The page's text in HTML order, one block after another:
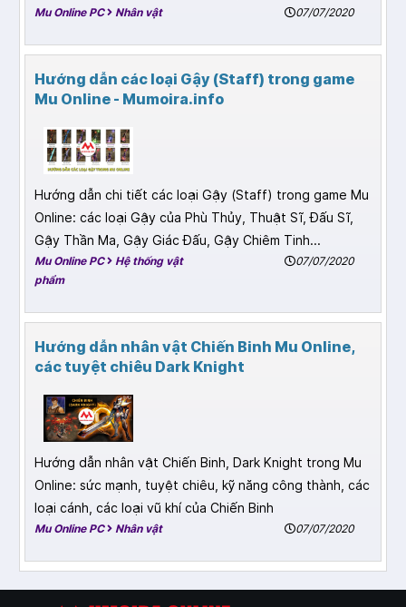
Mu Online PC Nhân vật 07/07/2020
Hướng dẫn các loại Gậy (Staff) trong game
Mu Online - Mumoira.info
Hướng dẫn chi tiết các loại Gậy (Staff) trong game Mu
Online: các loại Gậy của Phù Thủy, Thuật Sĩ, Đấu Sĩ,
Gậy Thần Ma, Gậy Giác Đấu, Gậy Chiêm Tinh...
Mu Online PC
Hệ thống vật
phẩm
07/07/2020
Hướng dẫn nhân vật Chiến Binh Mu Online,
các tuyệt chiêu Dark Knight
Hướng dẫn nhân vật Chiến Binh, Dark Knight trong Mu
Online: sức mạnh, tuyệt chiêu, kỹ năng công thành, các
loại cánh, các loại vũ khí của Chiến Binh
Mu Online PC Nhân vật 07/07/2020